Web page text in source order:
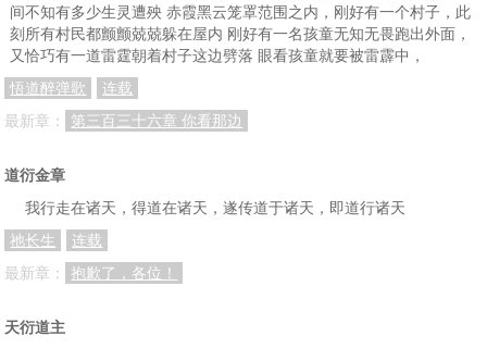
间不知有多少生灵遭殃 赤霞黑云笼罩范围之内，刚好有一个村子，此
刻所有村民都颤颤兢兢躲在屋内 刚好有一名孩童无知无畏跑出外面，
又恰巧有一道雷霆朝着村子这边劈落 眼看孩童就要被雷霹中，
悟道醉弹歌
连载
最新章：
第三百三十六章 你看那边
道衍金章
我行走在诸天，得道在诸天，遂传道于诸天，即道行诸天
祂长生
连载
最新章：
抱歉了，各位！
天衍道主